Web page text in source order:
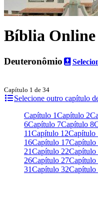
Bíblia Online
Deuteronômio
Capítulo 1 de 34
Selecione outro capítulo
Capítulo 1Capítulo 2
6Capítulo 7Capítulo 8
11Capítulo 12Capítulo
16Capítulo 17Capítulo
21Capítulo 22Capítulo
26Capítulo 27Capítulo
31Capítulo 32Capítulo